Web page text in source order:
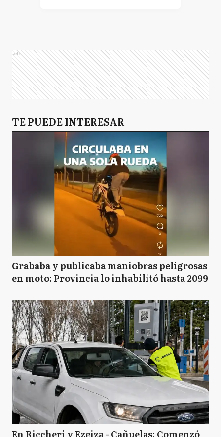
Ads
TE PUEDE INTERESAR
Grababa y publicaba maniobras peligrosas
en moto: Provincia lo inhabilitó hasta 2099
En Riccheri y Ezeiza - Cañuelas: Comenzó